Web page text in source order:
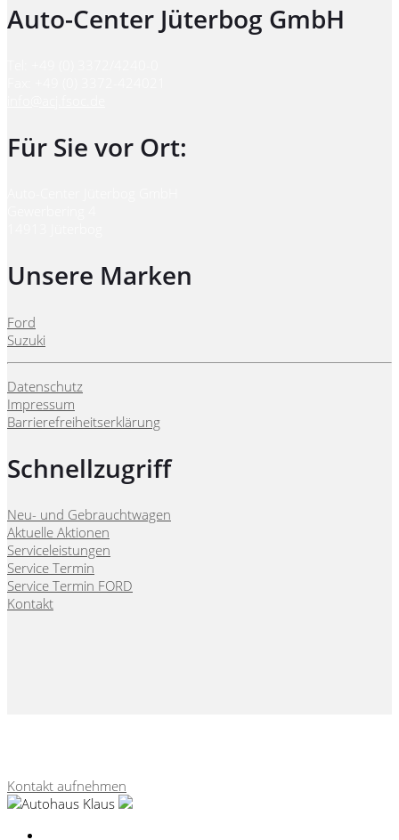
Auto-Center Jüterbog GmbH
Für Sie vor Ort:
Unsere Marken
Ford
Suzuki
Datenschutz
Impressum
Barrierefreiheitserklärung
Schnellzugriff
Neu- und Gebrauchtwagen
Aktuelle Aktionen
Serviceleistungen
Service Termin
Service Termin FORD
Kontakt
Kontakt aufnehmen